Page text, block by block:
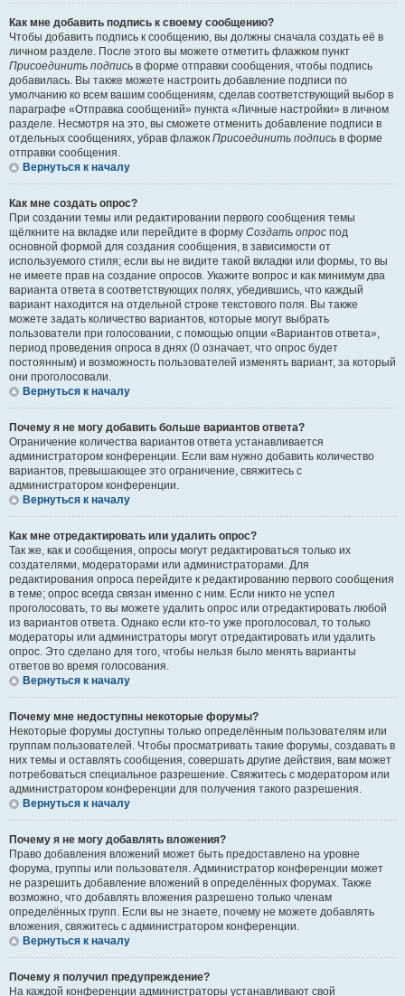
Как мне добавить подпись к своему сообщению?
Чтобы добавить подпись к сообщению, вы должны сначала создать её в
личном разделе. После этого вы можете отметить флажком пункт
Присоединить подпись в форме отправки сообщения, чтобы подпись
добавилась. Вы также можете настроить добавление подписи по
умолчанию ко всем вашим сообщениям, сделав соответствующий выбор в
параграфе «Отправка сообщений» пункта «Личные настройки» в личном
разделе. Несмотря на это, вы сможете отменить добавление подписи в
отдельных сообщениях, убрав флажок Присоединить подпись в форме
отправки сообщения.
Вернуться к началу
Как мне создать опрос?
При создании темы или редактировании первого сообщения темы
щёлкните на вкладке или перейдите в форму Создать опрос под
основной формой для создания сообщения, в зависимости от
используемого стиля; если вы не видите такой вкладки или формы, то вы
не имеете прав на создание опросов. Укажите вопрос и как минимум два
варианта ответа в соответствующих полях, убедившись, что каждый
вариант находится на отдельной строке текстового поля. Вы также
можете задать количество вариантов, которые могут выбрать
пользователи при голосовании, с помощью опции «Вариантов ответа»,
период проведения опроса в днях (0 означает, что опрос будет
постоянным) и возможность пользователей изменять вариант, за который
они проголосовали.
Вернуться к началу
Почему я не могу добавить больше вариантов ответа?
Ограничение количества вариантов ответа устанавливается
администратором конференции. Если вам нужно добавить количество
вариантов, превышающее это ограничение, свяжитесь с
администратором конференции.
Вернуться к началу
Как мне отредактировать или удалить опрос?
Так же, как и сообщения, опросы могут редактироваться только их
создателями, модераторами или администраторами. Для
редактирования опроса перейдите к редактированию первого сообщения
в теме; опрос всегда связан именно с ним. Если никто не успел
проголосовать, то вы можете удалить опрос или отредактировать любой
из вариантов ответа. Однако если кто-то уже проголосовал, то только
модераторы или администраторы могут отредактировать или удалить
опрос. Это сделано для того, чтобы нельзя было менять варианты
ответов во время голосования.
Вернуться к началу
Почему мне недоступны некоторые форумы?
Некоторые форумы доступны только определённым пользователям или
группам пользователей. Чтобы просматривать такие форумы, создавать в
них темы и оставлять сообщения, совершать другие действия, вам может
потребоваться специальное разрешение. Свяжитесь с модератором или
администратором конференции для получения такого разрешения.
Вернуться к началу
Почему я не могу добавлять вложения?
Право добавления вложений может быть предоставлено на уровне
форума, группы или пользователя. Администратор конференции может
не разрешить добавление вложений в определённых форумах. Также
возможно, что добавлять вложения разрешено только членам
определённых групп. Если вы не знаете, почему не можете добавлять
вложения, свяжитесь с администратором конференции.
Вернуться к началу
Почему я получил предупреждение?
На каждой конференции администраторы устанавливают свой